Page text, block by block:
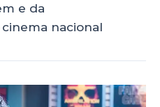
e da
nacional